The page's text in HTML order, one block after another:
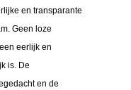
en transparante
Geen loze
eerlijk en
is. De
en de
en transparante